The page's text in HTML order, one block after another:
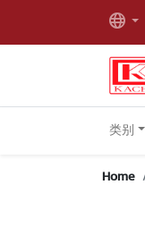
类别
Home